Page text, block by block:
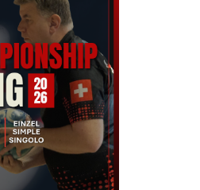
Audiogramma
Regolamento